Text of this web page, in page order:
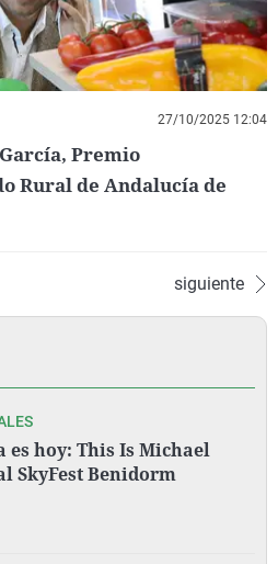
27/10/2025 12:04
Premio
Rural de Andalucía de
siguiente
es hoy: This Is Michael
SkyFest Benidorm